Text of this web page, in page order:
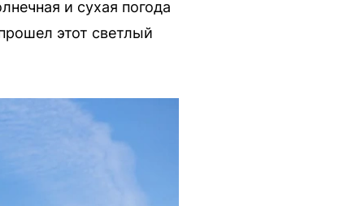
и сухая погода
этот светлый